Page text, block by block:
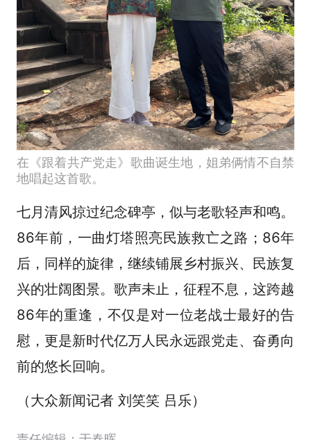
在《跟着共产党走》歌曲诞生地，姐弟俩情不自禁
地唱起这首歌。
七月清风掠过纪念碑亭，似与老歌轻声和鸣。
86年前，一曲灯塔照亮民族救亡之路；86年
后，同样的旋律，继续铺展乡村振兴、民族复
兴的壮阔图景。歌声未止，征程不息，这跨越
86年的重逢，不仅是对一位老战士最好的告
慰，更是新时代亿万人民永远跟党走、奋勇向
前的悠长回响。
（大众新闻记者 刘笑笑 吕乐）